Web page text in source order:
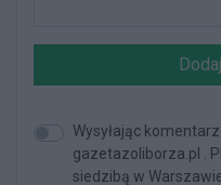
Wysyłając
gazetazoliborza.pl .
siedzibą w